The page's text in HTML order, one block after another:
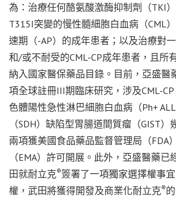
為：治療任何酪氨酸激酶抑制劑（TKI
T315I突變的慢性髓細胞白血病（CML
速期（-AP）的成年患者；以及治療對
和/或不耐受的CML-CP成年患者，且所
納入國家醫保藥品目錄。目前，亞盛醫
項全球註冊III期臨床研究，涉及CML-
色體陽性急性淋巴細胞白血病（Ph+
（SDH）缺陷型胃腸道間質瘤（GIST
兩項獲美國食品藥品監督管理局（FDA
（EMA）許可開展。此外，亞盛醫藥
田就耐立克®簽署了一項獨家選擇權事
權，武田將獲得開發及商業化耐立克®